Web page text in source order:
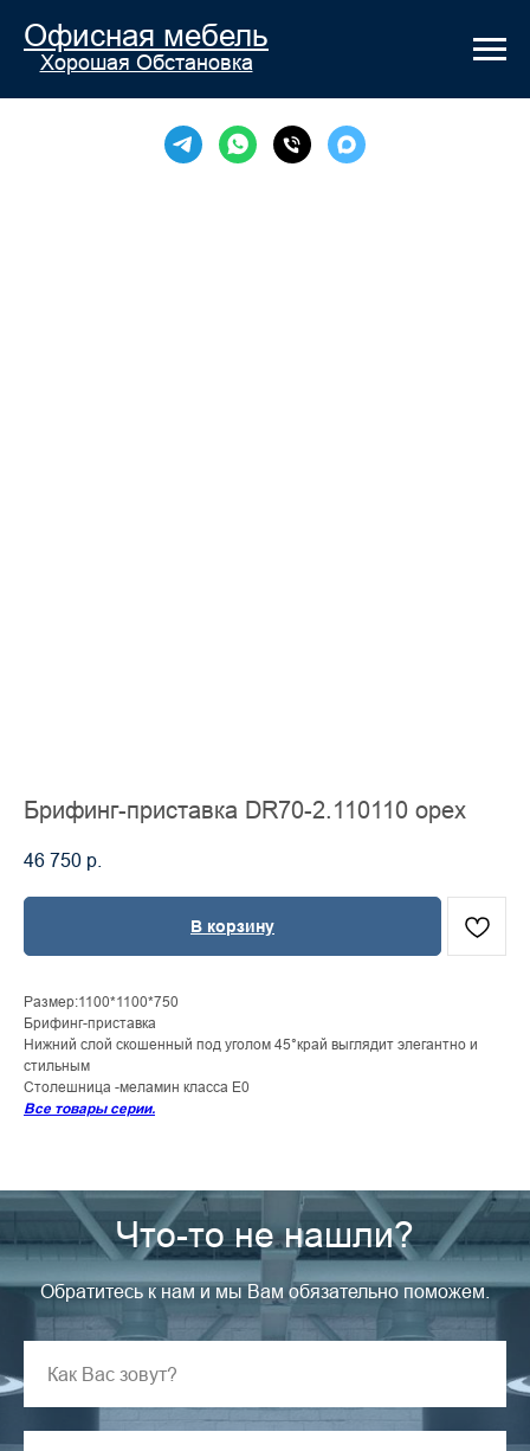
Офисная мебель
Хорошая Обстановка
Брифинг-приставка DR70-2.110110 орех
46 750 р.
В корзину
Размер:1100*1100*750
Брифинг-приставка
Нижний слой cкошенный под уголом 45°край выглядит элегантно и
стильным
Столешница -меламин класса Е0
Все товары серии.
Что-то не нашли?
Обратитесь к нам и мы Вам обязательно поможем.